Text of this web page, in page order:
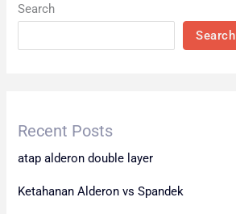
Search
Search
Recent Posts
atap alderon double layer
Ketahanan Alderon vs Spandek